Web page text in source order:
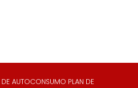
AUTOCONSUMO PLAN DE